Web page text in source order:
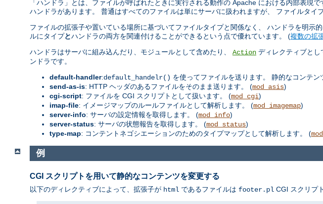
「ハンドラ」とは、ファイルが呼ばれたときに実行される動作の Apache における内部表現
ハンドラがあります。 普通はすべてのファイルは単にサーバに扱われますが、 ファイルタイ
ファイルの拡張子や置いている場所に基づいてファイルタイプと関係なく、 ハンドラを明示
ルにタイプとハンドラの両方を関連付けることができるという点で優れています。 (複数の拡
ハンドラはサーバに組み込んだり、モジュールとして含めたり、 Action ディレクティブと
ンドラです。
default-handler:default_handelr() を使ってファイルを送ります。 静的なコンテ
send-as-is: HTTP ヘッダのあるファイルをそのまま送ります。 (mod_asis)
cgi-script: ファイルを CGI スクリプトとして扱います。 (mod_cgi)
imap-file: イメージマップのルールファイルとして解析します。 (mod_imagemap)
server-info: サーバの設定情報を取得します。 (mod_info)
server-status: サーバの状態報告を取得します。 (mod_status)
type-map: コンテントネゴシエーションのためのタイプマップとして解析します。 (
例
CGI スクリプトを用いて静的なコンテンツを変更する
以下のディレクティブによって、拡張子が html であるファイルは footer.pl CGI スクリプ